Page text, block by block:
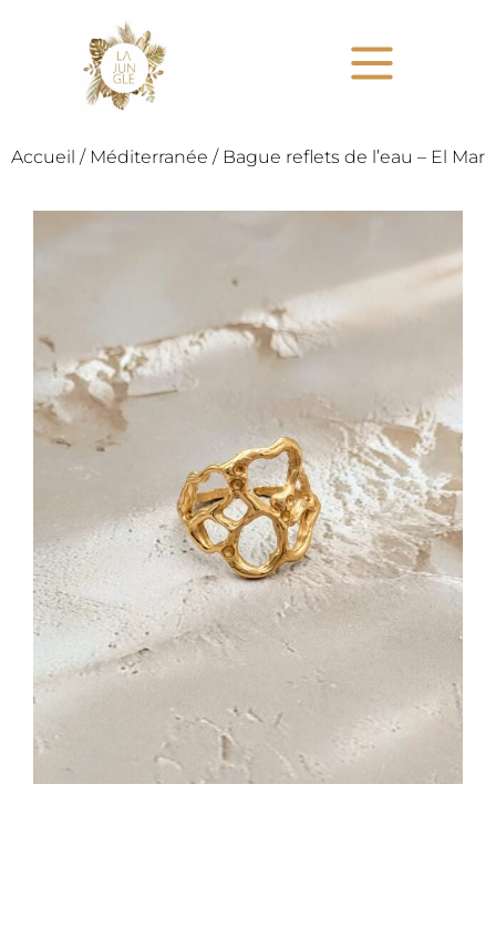
Accueil / Méditerranée / Bague reflets de l’eau – El Mar